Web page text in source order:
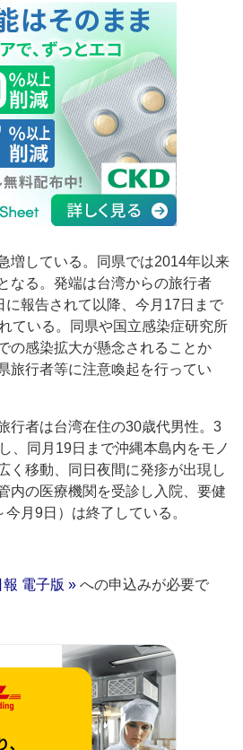
増している。同県では2014年以来
なる。発端は台湾からの旅行者
に報告されて以降、今月17日まで
ている。同県や国立感染症研究所
の感染拡大が懸念されることか
旅行者等に注意喚起を行ってい
行者は台湾在住の30歳代男性。3
、同月19日まで沖縄本島内をモノ
く移動、同日夜間に発疹が出現し
内の医療機関を受診し入院、要健
月9日）は終了している。
報 電子版 » への申込みが必要で